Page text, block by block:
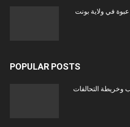
في ولاية بونت
POPULAR POSTS
وخريطة التحالفات